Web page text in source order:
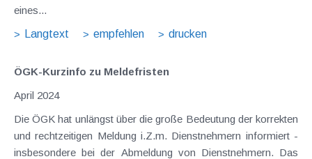
eines...
Langtext
empfehlen drucken
ÖGK-Kurzinfo zu Meldefristen
April 2024
Die ÖGK hat unlängst über die große Bedeutung der korrekten
und rechtzeitigen Meldung i.Z.m. Dienstnehmern informiert -
insbesondere bei der Abmeldung von Dienstnehmern. Das